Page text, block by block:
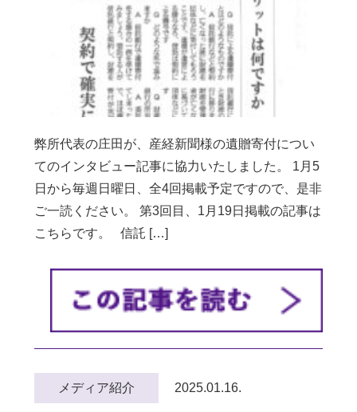
弊所代表の庄田が、産経新聞様の遺贈寄付につい
てのインタビュー記事に協力いたしました。 1月5
日から毎週日曜日、全4回掲載予定ですので、是非
ご一読ください。 第3回目、1月19日掲載の記事は
こちらです。 信託 […]
メディア紹介 2025.01.16.